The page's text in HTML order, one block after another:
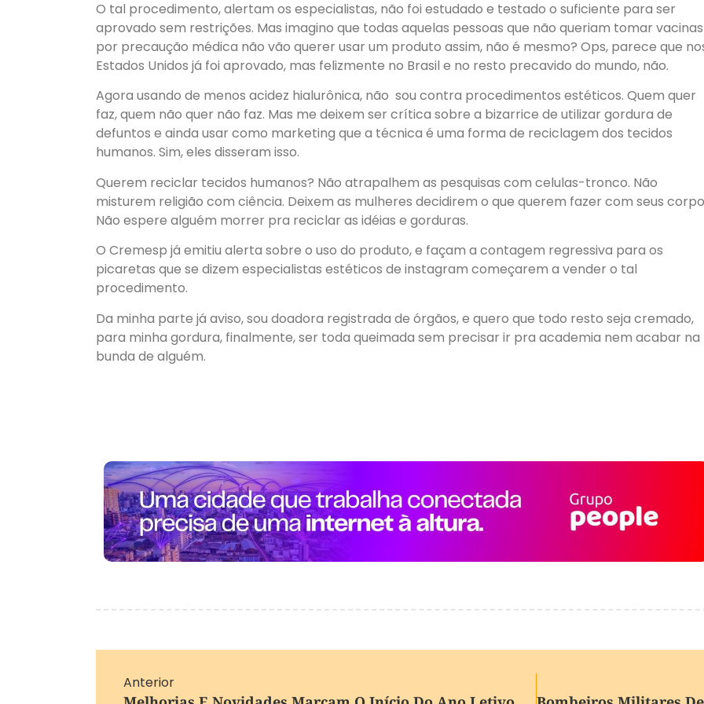
O tal procedimento, alertam os especialistas, não foi estudado e testado o suficiente para ser
aprovado sem restrições. Mas imagino que todas aquelas pessoas que não queriam tomar vacinas
por precaução médica não vão querer usar um produto assim, não é mesmo? Ops, parece que
Estados Unidos já foi aprovado, mas felizmente no Brasil e no resto precavido do mundo, não.
Agora usando de menos acidez hialurônica, não sou contra procedimentos estéticos. Quem quer
faz, quem não quer não faz. Mas me deixem ser crítica sobre a bizarrice de utilizar gordura de
defuntos e ainda usar como marketing que a técnica é uma forma de reciclagem dos tecidos
humanos. Sim, eles disseram isso.
Querem reciclar tecidos humanos? Não atrapalhem as pesquisas com celulas-tronco. Não
misturem religião com ciência. Deixem as mulheres decidirem o que querem fazer com seus
Não espere alguém morrer pra reciclar as idéias e gorduras.
O Cremesp já emitiu alerta sobre o uso do produto, e façam a contagem regressiva para os
picaretas que se dizem especialistas estéticos de instagram começarem a vender o tal
procedimento.
Da minha parte já aviso, sou doadora registrada de órgãos, e quero que todo resto seja cremado,
para minha gordura, finalmente, ser toda queimada sem precisar ir pra academia nem acabar na
bunda de alguém.
Anterior